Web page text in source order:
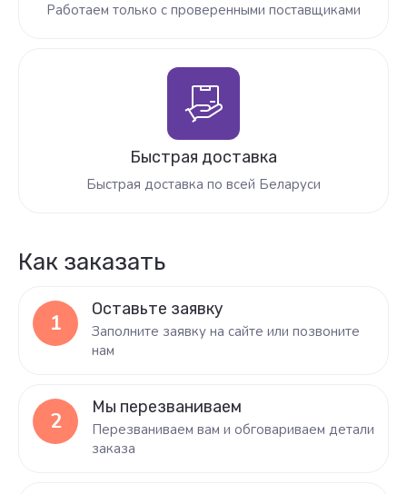
Работаем только с проверенными поставщиками
Быстрая доставка
Быстрая доставка по всей Беларуси
Как заказать
1
Оставьте заявку
Заполните заявку на сайте или позвоните
нам
2
Мы перезваниваем
Перезваниваем вам и обговариваем детали
заказа